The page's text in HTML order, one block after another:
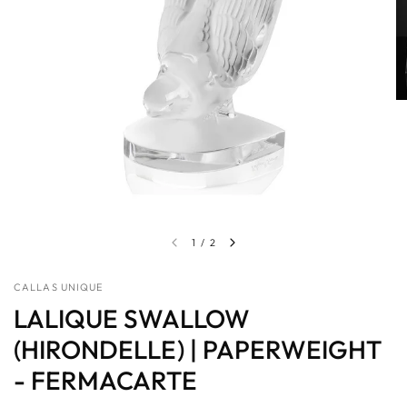
1 / 2
CALLAS UNIQUE
LALIQUE SWALLOW
(HIRONDELLE) | PAPERWEIGHT
- FERMACARTE